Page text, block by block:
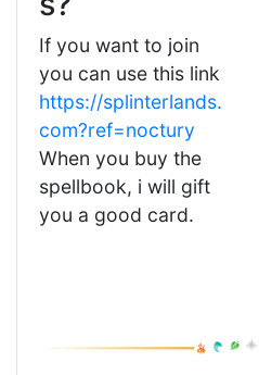
If you want to join
you can use this link
https://splinterlands.
com?ref=noctury
When you buy the
spellbook, i will gift
you a good card.